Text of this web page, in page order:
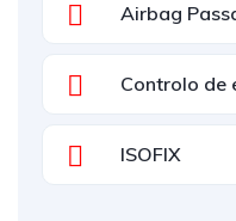
Airbag
Controlo de
ISOFIX